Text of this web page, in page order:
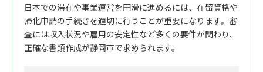
日本での滞在や事業運営を円滑に進めるには、在留資格や
帰化申請の手続きを適切に行うことが重要になります。審
査には収入状況や雇用の安定性など多くの要件が関わり、
正確な書類作成が静岡市で求められます。